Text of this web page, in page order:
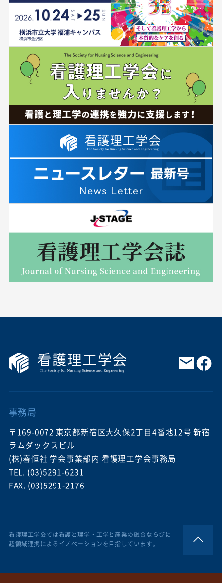
事務局
〒169-0072 東京都新宿区大久保2丁目4番地12号 新宿
ラムダックスビル
(株)春恒社 学会事業部内 看護理工学会事務局
TEL. (03)5291-6231
FAX. (03)5291-2176
看護理工学会では看護と理学・工学と産業の融合ならびに
超領域連携によるイノベーションを目指しています。